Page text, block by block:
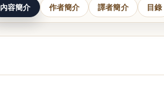
內容簡介 作者簡介 譯者簡介 目錄